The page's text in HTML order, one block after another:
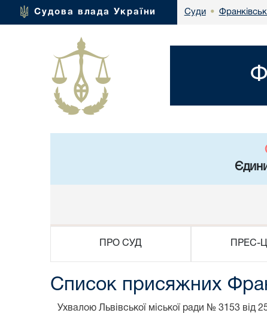
Судова влада України Суди •
ПРО СУД ПРЕС-
Список присяжних
Ухвалою Львівської міської ради № 3153